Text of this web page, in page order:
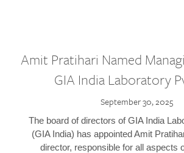
Amit Pratihari Named
GIA India Laboratory
September 30, 2025
The board of directors of GIA India
(GIA India) has appointed Amit
director, responsible for all aspects